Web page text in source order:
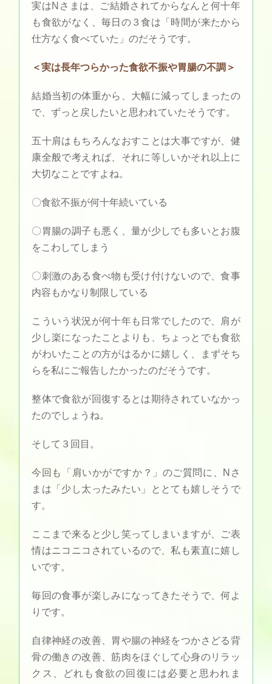
実はNさまは、ご結婚されてからなんと何十年
も食欲がなく、毎日の３食は「時間が来たから
仕方なく食べていた」のだそうです。
＜実は長年つらかった食欲不振や胃腸の不調＞
結婚当初の体重から、大幅に減ってしまったの
で、ずっと戻したいと思われていたそうです。
五十肩はもちろんなおすことは大事ですが、健
康全般で考えれば、それに等しいかそれ以上に
大切なことですよね。
〇食欲不振が何十年続いている
〇胃腸の調子も悪く、量が少しでも多いとお腹
をこわしてしまう
〇刺激のある食べ物も受け付けないので、食事
内容もかなり制限している
こういう状況が何十年も日常でしたので、肩が
少し楽になったことよりも、ちょっとでも食欲
がわいたことの方がはるかに嬉しく、まずそち
らを私にご報告したかったのだそうです。
整体で食欲が回復するとは期待されていなかっ
たのでしょうね。
そして３回目。
今回も「肩いかがですか？」のご質問に、Nさ
まは「少し太ったみたい」ととても嬉しそうで
す。
ここまで来ると少し笑ってしまいますが、ご表
情はニコニコされているので、私も素直に嬉し
いです。
毎回の食事が楽しみになってきたそうで、何よ
りです。
自律神経の改善、胃や腸の神経をつかさどる背
骨の働きの改善、筋肉をほぐして心身のリラッ
クス、どれも食欲の回復には必要と思われま